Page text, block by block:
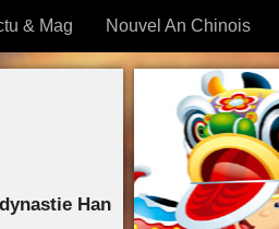
& Mag Nouvel An Chinois
Han